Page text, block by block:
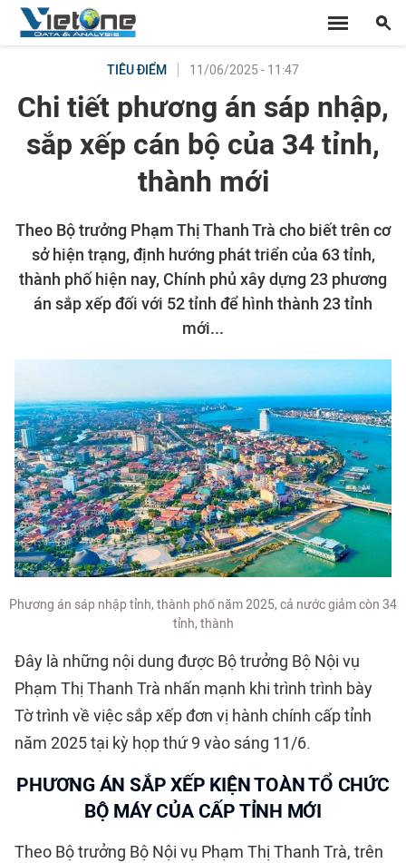
TIÊU ĐIỂM 11/06/2025 - 11:47
Chi tiết phương án sáp nhập,
sắp xếp cán bộ của 34 tỉnh,
thành mới
Theo Bộ trưởng Phạm Thị Thanh Trà cho biết trên cơ
sở hiện trạng, định hướng phát triển của 63 tỉnh,
thành phố hiện nay, Chính phủ xây dựng 23 phương
án sắp xếp đối với 52 tỉnh để hình thành 23 tỉnh
mới...
Phương án sáp nhập tỉnh, thành phố năm 2025, cả nước giảm còn 34
tỉnh, thành
Đây là những nội dung được Bộ trưởng Bộ Nội vụ
Phạm Thị Thanh Trà nhấn mạnh khi trình trình bày
Tờ trình về việc sắp xếp đơn vị hành chính cấp tỉnh
năm 2025 tại kỳ họp thứ 9 vào sáng 11/6.
PHƯƠNG ÁN SẮP XẾP KIỆN TOÀN TỔ CHỨC
BỘ MÁY CỦA CẤP TỈNH MỚI
Theo Bộ trưởng Bộ Nội vụ Phạm Thị Thanh Trà, trên